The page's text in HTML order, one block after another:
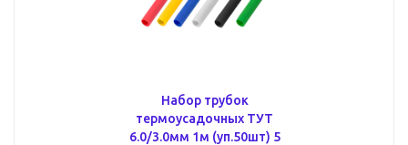
Набор трубок
термоусадочных ТУТ
6.0/3.0мм 1м (уп.50шт) 5